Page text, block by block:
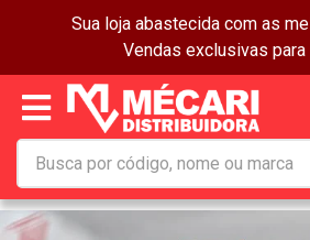
Sua loja abastecida com as
Vendas exclusivas